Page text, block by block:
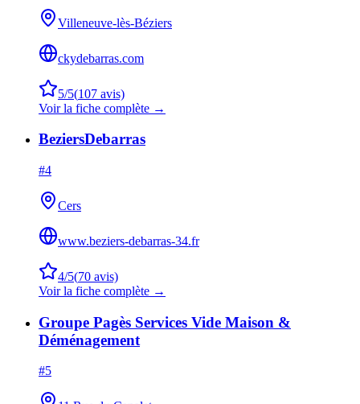
Villeneuve-lès-Béziers
ckydebarras.com
5/5(107 avis)
Voir la fiche complète →
BeziersDebarras
#4
Cers
www.beziers-debarras-34.fr
4/5(70 avis)
Voir la fiche complète →
Groupe Pagès Services Vide Maison &
Déménagement
#5